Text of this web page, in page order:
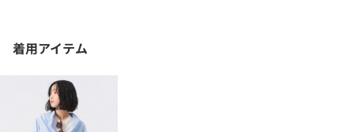
着用アイテム